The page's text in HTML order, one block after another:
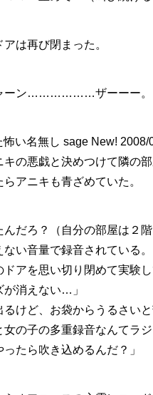
は再び閉まった。
ーン………………ザーーー。
い名無し sage New!
の悪戯と決めつけて隣の部
アニキも青ざめていた。
んだろ？（自分の部屋は２
い音量で録音されている。
アを思い切り閉めて実験し
が消えない…」
けど、お袋からうるさいと
女の子の多重録音なんてラ
ったら吹き込めるんだ？」